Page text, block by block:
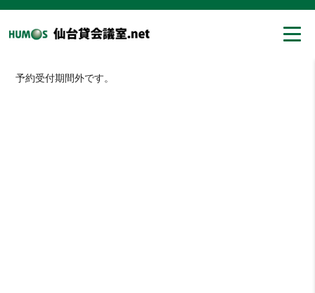
予約受付期間外です。